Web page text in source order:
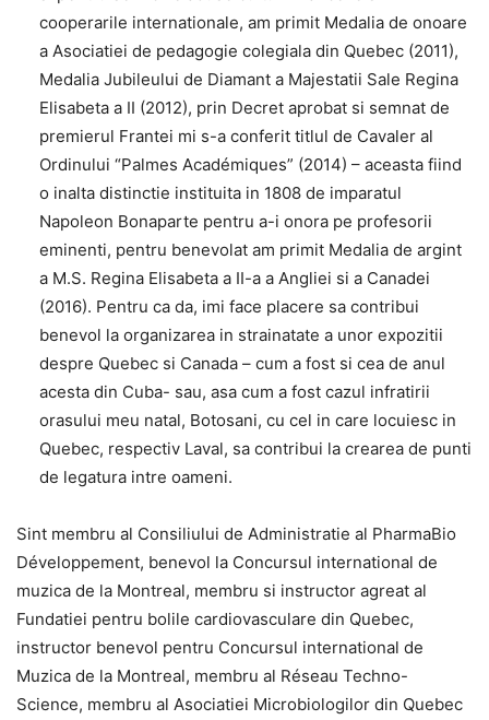
cooperarile internationale, am primit Medalia de onoare
a Asociatiei de pedagogie colegiala din Quebec (2011),
Medalia Jubileului de Diamant a Majestatii Sale Regina
Elisabeta a II (2012), prin Decret aprobat si semnat de
premierul Frantei mi s-a conferit titlul de Cavaler al
Ordinului “Palmes Académiques” (2014) – aceasta fiind
o inalta distinctie instituita in 1808 de imparatul
Napoleon Bonaparte pentru a-i onora pe profesorii
eminenti, pentru benevolat am primit Medalia de argint
a M.S. Regina Elisabeta a II-a a Angliei si a Canadei
(2016). Pentru ca da, imi face placere sa contribui
benevol la organizarea in strainatate a unor expozitii
despre Quebec si Canada – cum a fost si cea de anul
acesta din Cuba- sau, asa cum a fost cazul infratirii
orasului meu natal, Botosani, cu cel in care locuiesc in
Quebec, respectiv Laval, sa contribui la crearea de punti
de legatura intre oameni.
Sint membru al Consiliului de Administratie al PharmaBio
Développement, benevol la Concursul international de
muzica de la Montreal, membru si instructor agreat al
Fundatiei pentru bolile cardiovasculare din Quebec,
instructor benevol pentru Concursul international de
Muzica de la Montreal, membru al Réseau Techno-
Science, membru al Asociatiei Microbiologilor din Quebec